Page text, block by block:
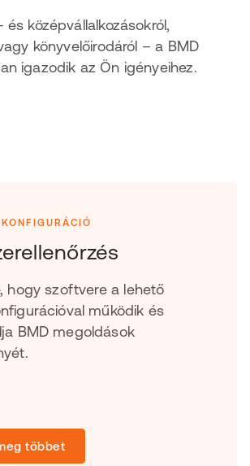
középvállalkozásokról,
könyvelőirodáról – a BMD
igazodik az Ön igényeihez.
hogy szoftvere a lehető
működik és
BMD megoldások
többet